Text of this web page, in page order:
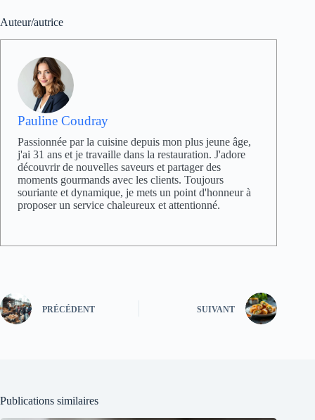
Auteur/autrice
Pauline Coudray
Passionnée par la cuisine depuis mon plus jeune âge,
j'ai 31 ans et je travaille dans la restauration. J'adore
découvrir de nouvelles saveurs et partager des
moments gourmands avec les clients. Toujours
souriante et dynamique, je mets un point d'honneur à
proposer un service chaleureux et attentionné.
PRÉCÉDENT SUIVANT
Publications similaires